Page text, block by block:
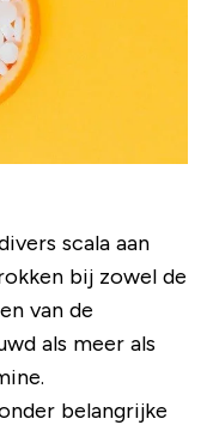
scala aan
bij zowel de
van de
als meer als
belangrijke